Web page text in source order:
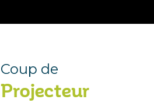
Coup de
Projecteur